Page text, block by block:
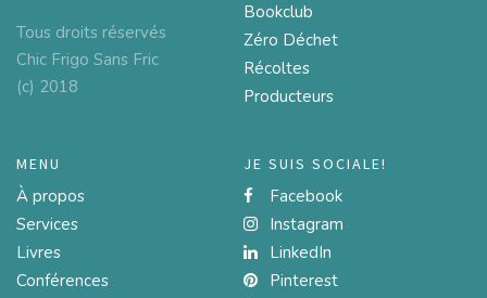
Tous droits réservés
Chic Frigo Sans Fric
(c) 2018
Bookclub
Zéro Déchet
Récoltes
Producteurs
MENU
À propos
Services
Livres
Conférences
JE SUIS SOCIALE!
Facebook
Instagram
LinkedIn
Pinterest